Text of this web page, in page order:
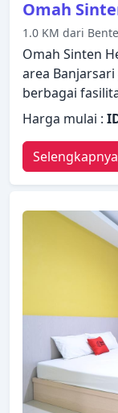
Omah
1.0 KM dari
Omah Sinten
area
berbagai
menginap
jam,
tempat parkir
beberapa dari
Semua kamar
membuat
beberapa
datar, akses
(gratis), AC,
di hotel akan
Anda. Apa
(surakarta),
membuat
Harga mulai :
Selengkapnya